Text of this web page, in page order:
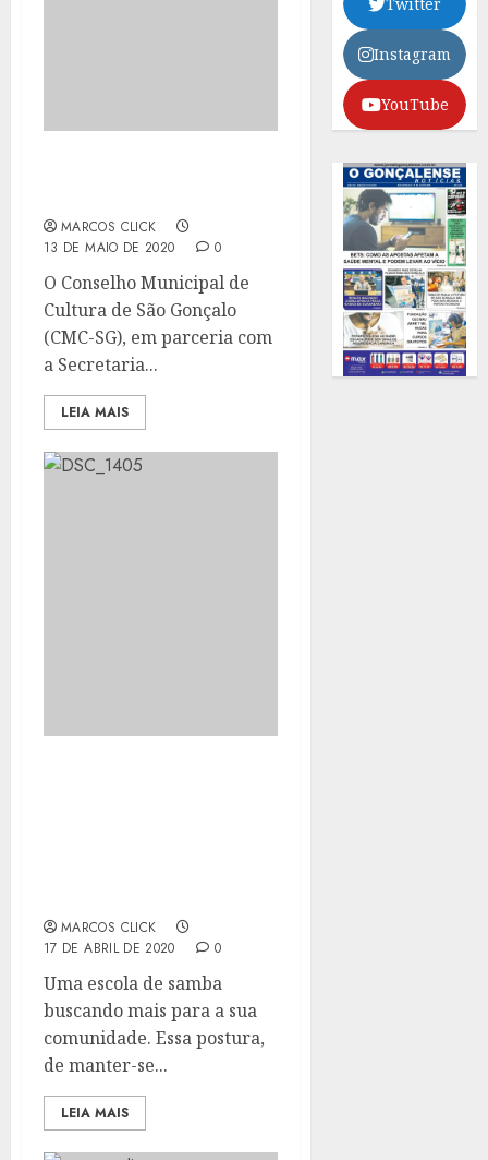
MARCOS CLICK
13 DE MAIO DE 2020
0
O Conselho Municipal de
Cultura de São Gonçalo
(CMC-SG), em parceria com
a Secretaria...
LEIA MAIS
MARCOS CLICK
17 DE ABRIL DE 2020
0
Uma escola de samba
buscando mais para a sua
comunidade. Essa postura,
de manter-se...
LEIA MAIS
Instagram
YouTube